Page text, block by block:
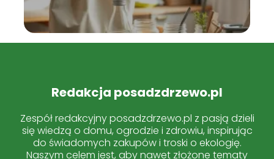
Redakcja posadzdrzewo.pl
Zespół redakcyjny posadzdrzewo.pl z pasją dzieli
się wiedzą o domu, ogrodzie i zdrowiu, inspirując
do świadomych zakupów i troski o ekologię.
Naszym celem jest, aby nawet złożone tematy